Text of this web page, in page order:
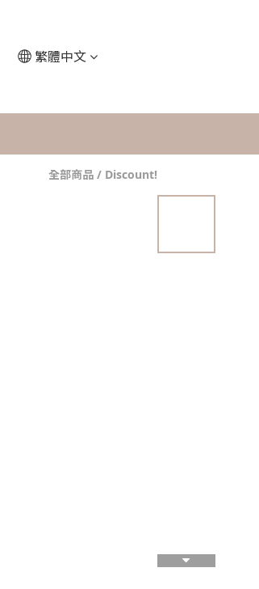
繁體中文
全部商品 / Discount!